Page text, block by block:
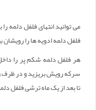
می توانید انتهای فلفل دلمه
فلفل دلمه ادویه ها را
هر فلفل دلمه شکم پر را
سرکه رویش بریزید و در ظرف
تا بعد از یک ماه ترشی فلفل